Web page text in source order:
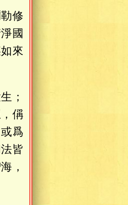
修
國
來
；
偁
爲
皆
，